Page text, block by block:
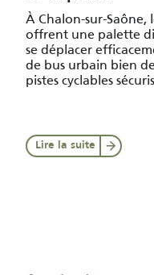
À Chalon-sur-Saône,
offrent une palette
se déplacer
de bus urbain bien
pistes cyclables
Lire la suite